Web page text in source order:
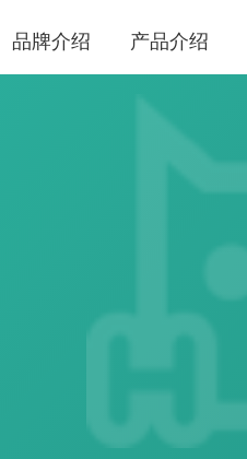
品牌介绍 产品介绍